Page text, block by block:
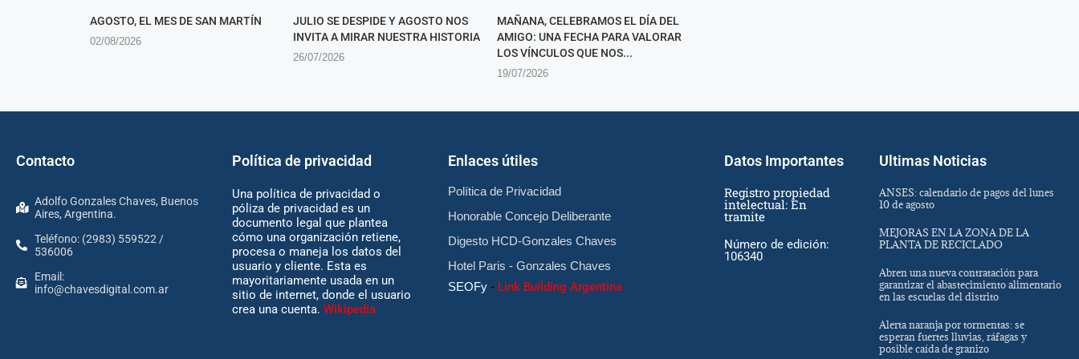
AGOSTO, EL MES DE SAN MARTÍN
02/08/2026
JULIO SE DESPIDE Y AGOSTO NOS
INVITA A MIRAR NUESTRA HISTORIA
26/07/2026
MAÑANA, CELEBRAMOS EL DÍA DEL
AMIGO: UNA FECHA PARA VALORAR
LOS VÍNCULOS QUE NOS...
19/07/2026
Contacto
Adolfo Gonzales Chaves, Buenos
Aires, Argentina.
Teléfono: (2983) 559522 /
536006
Email:
info@chavesdigital.com.ar
Política de privacidad
Una política de privacidad o
póliza de privacidad es un
documento legal que plantea
cómo una organización retiene,
procesa o maneja los datos del
usuario y cliente. Esta es
mayoritariamente usada en un
sitio de internet, donde el usuario
crea una cuenta. Wikipedia
Enlaces útiles
Política de Privacidad
Honorable Concejo Deliberante
Digesto HCD-Gonzales Chaves
Hotel Paris - Gonzales Chaves
SEOFy- Link Building Argentina
Datos Importantes
Registro propiedad
intelectual: En
tramite
Número de edición:
106340
Ultimas Noticias
ANSES: calendario de pagos del lunes
10 de agosto
MEJORAS EN LA ZONA DE LA
PLANTA DE RECICLADO
Abren una nueva contratación para
garantizar el abastecimiento alimentario
en las escuelas del distrito
Alerta naranja por tormentas: se
esperan fuertes lluvias, ráfagas y
posible caída de granizo